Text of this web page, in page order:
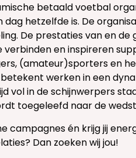
betaald voetbal
dag hetzelfde is. De
De prestaties van en de
verbinden en inspireren
(amateur)sporters en
werken in een
vol in de schijnwerpers
toegeleefd naar de
campagnes én krijg jij
Dan zoeken wij jou!